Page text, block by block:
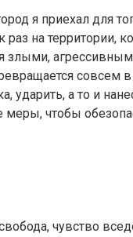
я приехал для
на территории,
злыми,
совсем в
ударить, а то и
меры, чтобы
чувство